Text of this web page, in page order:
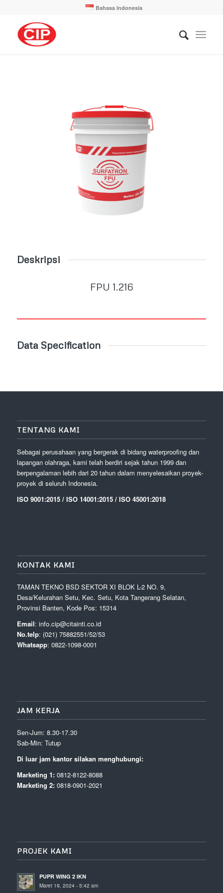
Bahasa Indonesia
Deskripsi
FPU 1.216
Data Specification
TENTANG KAMI
Sebagai perusahaan yang bergerak di bidang waterproofing dan
lapangan olahraga, kami telah berdiri sejak tahun 1999 dan
berpengalaman lebih dari 20 tahun dalam menyelesaikan proyek-
proyek di seluruh Indonesia.
ISO 9001:2015 / ISO 14001:2015 / ISO 45001:2018
KONTAK KAMI
TAMAN TEKNO BSD SEKTOR XI BLOK L-2 NO. 9,
Desa/Kelurahan Setu, Kec. Setu, Kota Tangerang Selatan,
Provinsi Banten, Kode Pos: 15314
Email: info.cip@citainti.co.id
No.telp: (021) 75882551/52/53
Whatsapp: 0822-1098-0001
JAM KERJA
Sen-Jum: 8.30-17.30
Sab-Min: Tutup
Di luar jam kantor silakan menghubungi:
Marketing 1:0812-8122-8088
Marketing 2:0818-0901-2021
PROJEK KAMI
PUPR WING 2 IKN
Maret 19, 2024 - 5:42 am